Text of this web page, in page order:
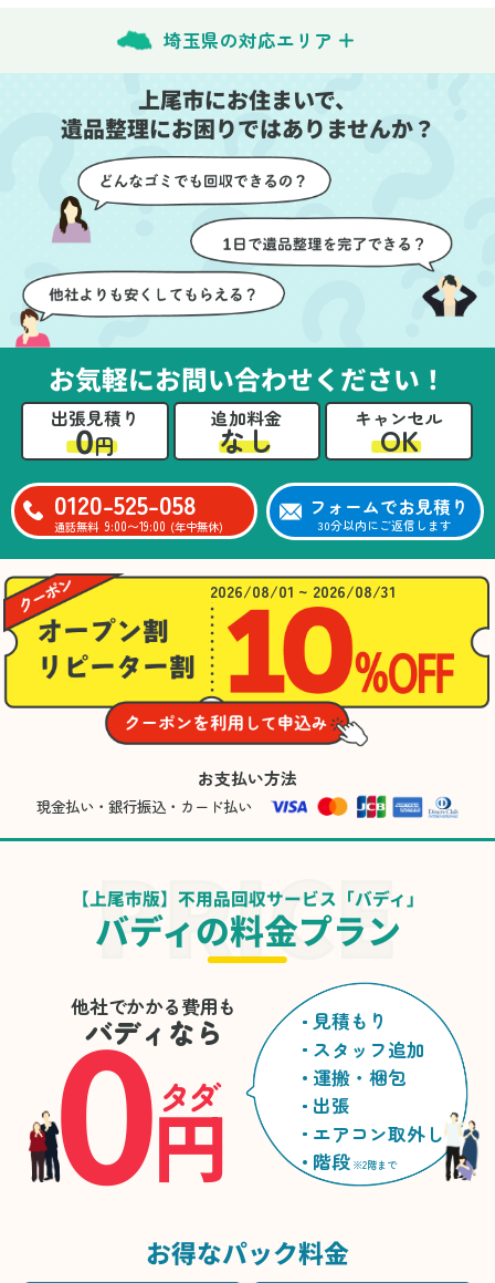
んが手際よく片付けてく
れたので、部屋が驚くほ
どスッキリしました。自
分では手が回らなかった
場所も含め、プロの力を
実感しました。
特に、物が散乱していた
部屋の整理や、細かなア
イテムの仕分けを迅速か
つ丁寧に対応していただ
けたのがありがたかった
です。家族それぞれが必
要なものを確認しながら
進めることができ、安心
できました。さらに、作
業終了後には部屋全体を
清掃していただき、まる
で新しい家のような清潔
よく対応していただき驚
きました。
当日は2名のスタッフが来
てくださり、作業の流れ
や注意点をしっかり説明
していただけたので、こ
ちらも安心感を持って作
業を見守ることができま
した。運び出しの際も、
壁や床を傷つけないよう
に細心の注意を払ってい
ただき、家全体がスムー
ズに片付いていくのがと
業が終わった後には、こ
ちらからお願いしなくて
も部屋を簡単に清掃して
いただけたのも好印象で
した。
サイクル可能なものにつ
いても教えていただき、
今後の片付けにも役立つ
知識が増えました。また
何かあれば、ぜひお願い
したいと思っています。
心のこもったサービスを
ありがとうございまし
た。
埼玉県の対応エリア
上尾市にお住まいで、
遺品整理にお困りではありませんか？
お気軽にお問い合わせください！
出張見積り
0円
追加料金
なし
キャンセル
OK
0120-525-058
通話無料 9:00〜19:00 (年中無休)
フォームでお見積り
30分以内にご返信します
2026/08/01 ~ 2026/08/31
お支払い方法
現金払い・銀行振込・カード払い
【上尾市版】不用品回収サービス「バディ」
バディの料金プラン
他社でかかる費用も
バディなら
0円
タダ
見積もり
スタッフ追加
運搬・梱包
出張
エアコン取外し
階段 ※2階まで
お得なパック料金